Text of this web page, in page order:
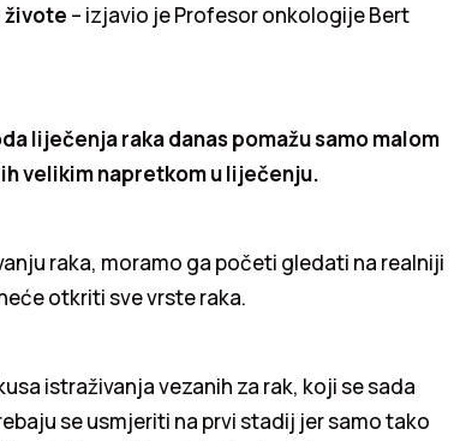
živote – izjavio je Profesor onkologije Bert
liječenja raka danas pomažu samo malom
velikim napretkom u liječenju.
raka, moramo ga početi gledati na realniji
otkriti sve vrste raka.
istraživanja vezanih za rak, koji se sada
se usmjeriti na prvi stadij jer samo tako